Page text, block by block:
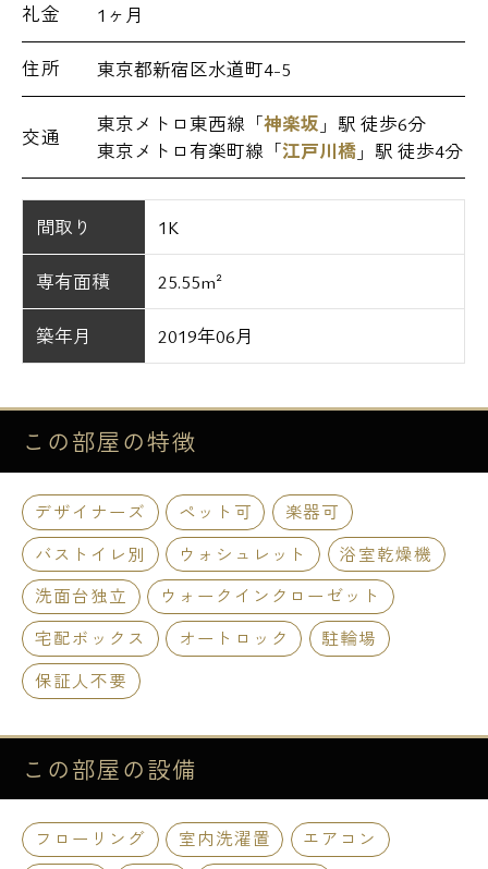
礼金 1ヶ月
住所 東京都新宿区水道町4-5
交通
東京メトロ東西線「神楽坂 」駅 徒歩6分
東京メトロ有楽町線「江戸川橋 」駅 徒歩4分
間取り 1K
専有面積 25.55m²
築年月 2019年06月
この部屋の特徴
デザイナーズ ペット可
楽器可
バストイレ別
ウォシュレット
浴室乾燥機
洗面台独立
ウォークインクローゼット
宅配ボックス
オートロック
駐輪場
保証人不要
この部屋の設備
フローリング 室内洗濯置
エアコン